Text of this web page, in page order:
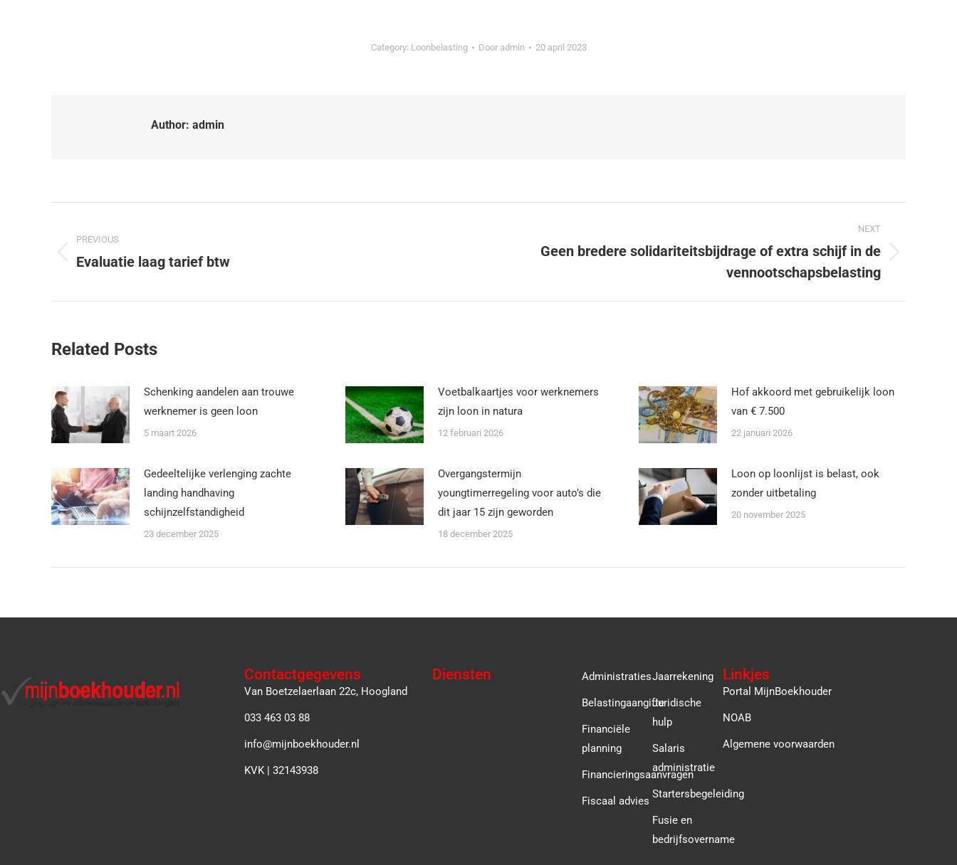
Category: Loonbelasting Door admin 20 april 2023
Author: admin
PREVIOUS
Evaluatie laag tarief btw
NEXT
Geen bredere solidariteitsbijdrage of extra schijf in de
vennootschapsbelasting
Related Posts
Schenking aandelen aan trouwe
werknemer is geen loon
5 maart 2026
Voetbalkaartjes voor werknemers
zijn loon in natura
12 februari 2026
Hof akkoord met gebruikelijk loon
van € 7.500
22 januari 2026
Gedeeltelijke verlenging zachte
landing handhaving
schijnzelfstandigheid
23 december 2025
Overgangstermijn
youngtimerregeling voor auto’s die
dit jaar 15 zijn geworden
18 december 2025
Loon op loonlijst is belast, ook
zonder uitbetaling
20 november 2025
Contactgegevens
Van Boetzelaerlaan 22c, Hoogland
033 463 03 88
info@mijnboekhouder.nl
KVK | 32143938
Diensten Administraties
Belastingaangifte
Financiële
planning
Financieringsaanvragen
Fiscaal advies
Jaarrekening
Juridische
hulp
Salaris
administratie
Startersbegeleiding
Fusie en
bedrijfsovername
Linkjes
Portal MijnBoekhouder
NOAB
Algemene voorwaarden